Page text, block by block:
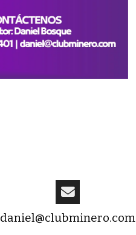
daniel@clubminero.com